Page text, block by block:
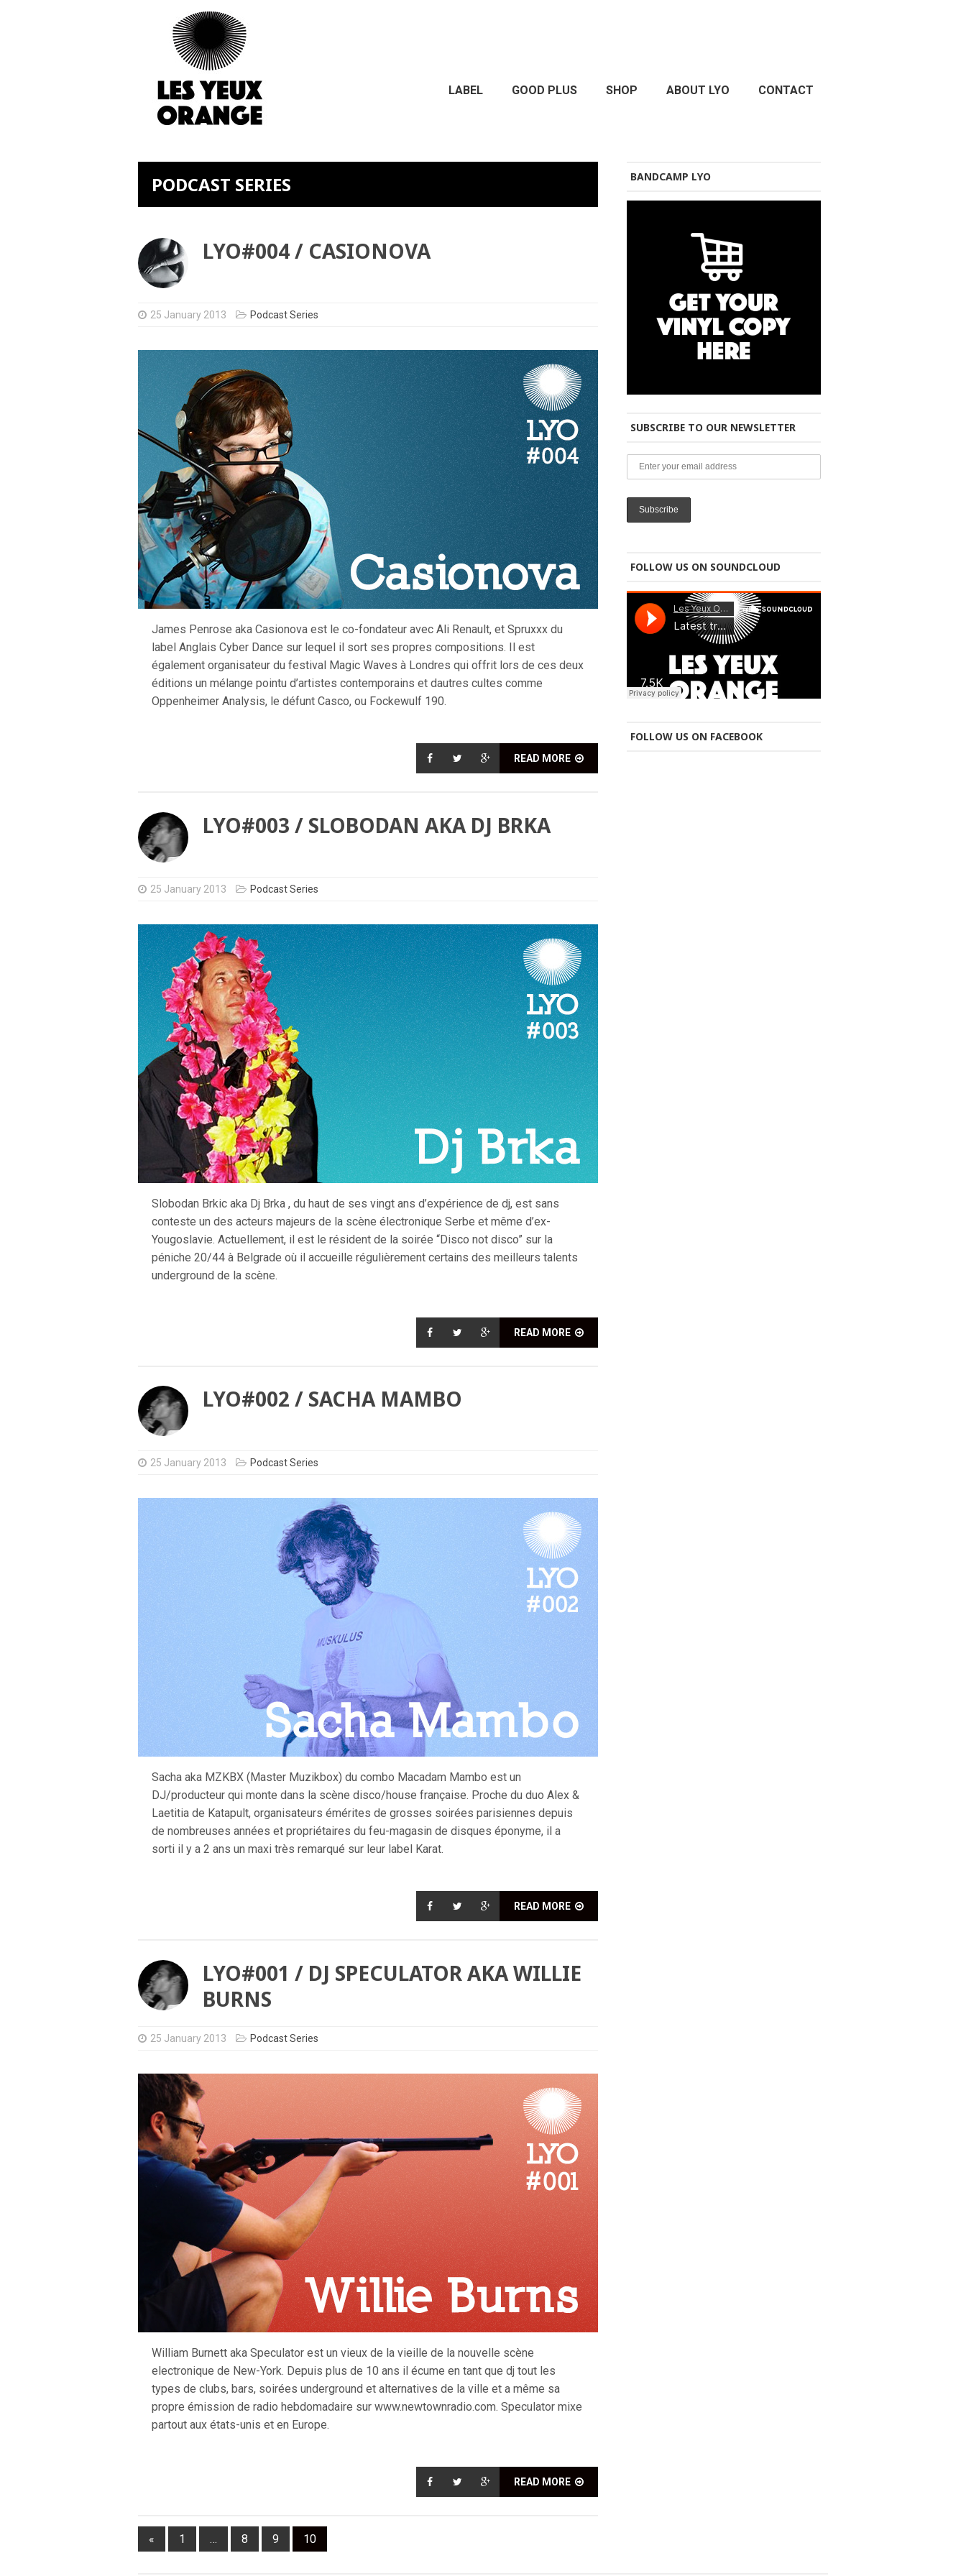
LABEL GOOD PLUS SHOP ABOUT LYO CONTACT
PODCAST SERIES
LYO#004 / CASIONOVA
25 January 2013 Podcast Series
James Penrose aka Casionova est le co-fondateur avec Ali Renault, et Spruxxx du
label Anglais Cyber Dance sur lequel il sort ses propres compositions. Il est
également organisateur du festival Magic Waves à Londres qui offrit lors de ces deux
éditions un mélange pointu d’artistes contemporains et dautres cultes comme
Oppenheimer Analysis, le défunt Casco, ou Fockewulf 190.
READ MORE
LYO#003 / SLOBODAN AKA DJ BRKA
25 January 2013 Podcast Series
Slobodan Brkic aka Dj Brka , du haut de ses vingt ans d’expérience de dj, est sans
conteste un des acteurs majeurs de la scène électronique Serbe et même d’ex-
Yougoslavie. Actuellement, il est le résident de la soirée “Disco not disco” sur la
péniche 20/44 à Belgrade où il accueille régulièrement certains des meilleurs talents
underground de la scène.
READ MORE
LYO#002 / SACHA MAMBO
25 January 2013 Podcast Series
Sacha aka MZKBX (Master Muzikbox) du combo Macadam Mambo est un
DJ/producteur qui monte dans la scène disco/house française. Proche du duo Alex &
Laetitia de Katapult, organisateurs émérites de grosses soirées parisiennes depuis
de nombreuses années et propriétaires du feu-magasin de disques éponyme, il a
sorti il y a 2 ans un maxi très remarqué sur leur label Karat.
READ MORE
LYO#001 / DJ SPECULATOR AKA WILLIE
BURNS
25 January 2013 Podcast Series
William Burnett aka Speculator est un vieux de la vieille de la nouvelle scène
electronique de New-York. Depuis plus de 10 ans il écume en tant que dj tout les
types de clubs, bars, soirées underground et alternatives de la ville et a même sa
propre émission de radio hebdomadaire sur www.newtownradio.com. Speculator mixe
partout aux états-unis et en Europe.
READ MORE
« 1 … 8 9 10
BANDCAMP LYO
SUBSCRIBE TO OUR NEWSLETTER
FOLLOW US ON SOUNDCLOUD
FOLLOW US ON FACEBOOK